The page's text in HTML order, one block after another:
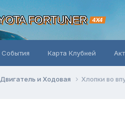
FORTUNER 4X4
События Карта Клубней
Двигатель и Ходовая Хлопки во